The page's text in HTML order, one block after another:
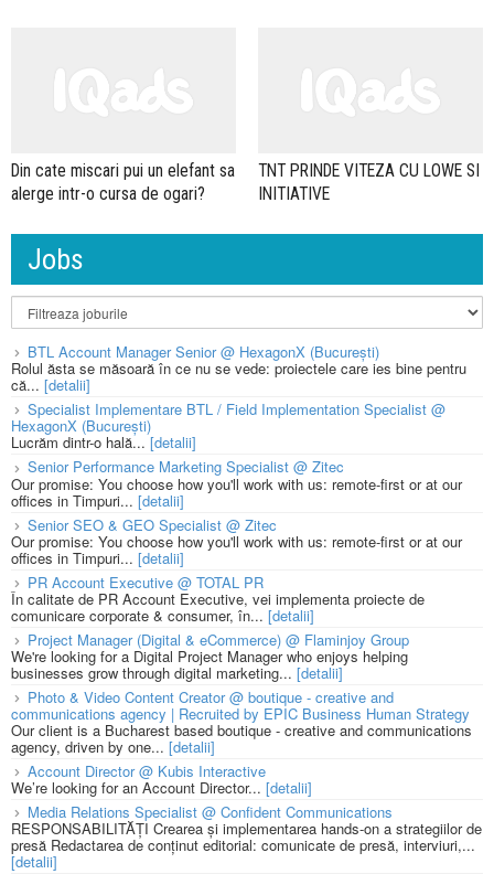
Din cate miscari pui un elefant sa
alerge intr-o cursa de ogari?
TNT PRINDE VITEZA CU LOWE SI
INITIATIVE
Jobs
BTL Account Manager Senior @ HexagonX (București)
Rolul ăsta se măsoară în ce nu se vede: proiectele care ies bine pentru
că... [detalii]
Specialist Implementare BTL / Field Implementation Specialist @
HexagonX (București)
Lucrăm dintr-o hală... [detalii]
Senior Performance Marketing Specialist @ Zitec
Our promise: You choose how you'll work with us: remote-first or at our
offices in Timpuri... [detalii]
Senior SEO & GEO Specialist @ Zitec
Our promise: You choose how you'll work with us: remote-first or at our
offices in Timpuri... [detalii]
PR Account Executive @ TOTAL PR
În calitate de PR Account Executive, vei implementa proiecte de
comunicare corporate & consumer, în... [detalii]
Project Manager (Digital & eCommerce) @ Flaminjoy Group
We're looking for a Digital Project Manager who enjoys helping
businesses grow through digital marketing... [detalii]
Photo & Video Content Creator @ boutique - creative and
communications agency | Recruited by EPIC Business Human Strategy
Our client is a Bucharest based boutique - creative and communications
agency, driven by one... [detalii]
Account Director @ Kubis Interactive
We’re looking for an Account Director... [detalii]
Media Relations Specialist @ Confident Communications
RESPONSABILITĂȚI Crearea și implementarea hands-on a strategiilor de
presă Redactarea de conținut editorial: comunicate de presă, interviuri,...
[detalii]